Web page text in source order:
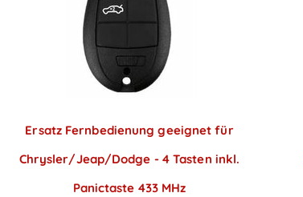
Ersatz Fernbedienung geeignet für
Chrysler/Jeap/Dodge - 4 Tasten inkl.
Panictaste 433 MHz